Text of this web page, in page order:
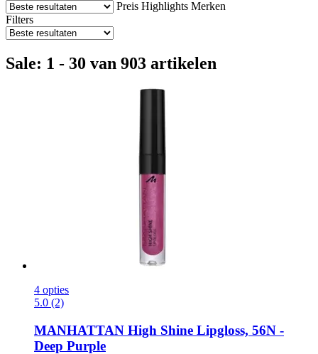
Preis Highlights Merken
Filters
Sale: 1 - 30 van 903 artikelen
4 opties
5.0 (2)
MANHATTAN High Shine Lipgloss, 56N -​
Deep Purple